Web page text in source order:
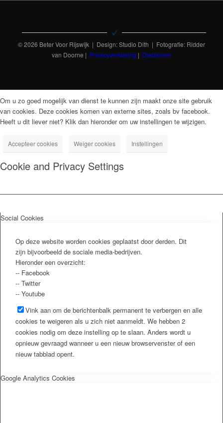
© 2026 Beter Voor Rijswijk | Design: Studio Dith | Fotografie: Ridder
van Doorne | Privacyverklaring | Disclaimer
Om u zo goed mogelijk van dienst te kunnen zijn maakt onze site gebruik
van cookies. Deze cookies komen van externe sites, zoals bv facebook.
Heeft u dit liever niet? Klik dan hieronder om uw instellingen te wijzigen.
Accepteer cookies Weiger cookies Instellingen
Cookie and Privacy Settings
Social Cookies
Op deze website worden cookies geplaatst door derden. Dit
zijn bijvoorbeeld de sociale media-bedrijven.
Hieronder een overzicht:
-- Facebook
-- Twitter
-- Youtube
Vink aan om de berichtenbalk permanent te verbergen en alle
cookies te weigeren als u zich niet aanmeldt. We hebben 2
cookies nodig om deze instelling op te slaan. Anders wordt u
opnieuw gevraagd wanneer u een nieuw browservenster of een
nieuw tabblad opent.
Google Analytics Cookies